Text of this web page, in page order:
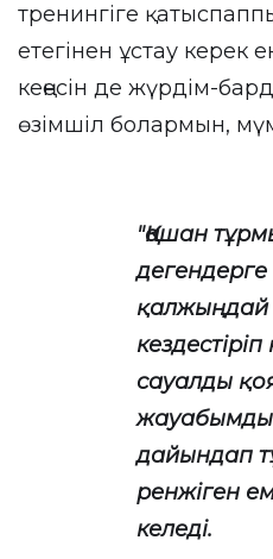
тренингіге
етегінен ұстау керек
кеңесін де жүрдім-
өзімшіл болармын,
"Қашан
қалжыңдай
сауалды
дайындап
ренжіген
келеді.